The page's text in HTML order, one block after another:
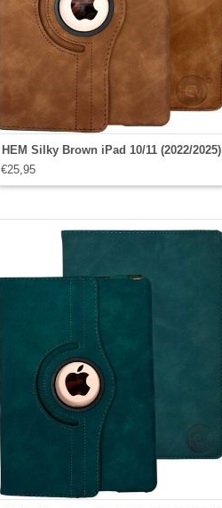
HEM Silky Brown iPad 10/11 (2022/2025)
€25,95